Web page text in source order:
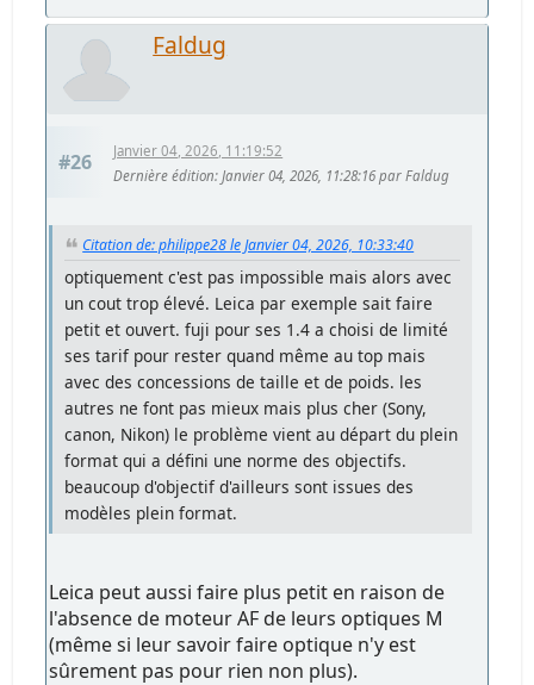
Faldug
#26
Janvier 04, 2026, 11:19:52
Dernière édition: Janvier 04, 2026, 11:28:16 par Faldug
Citation de: philippe28 le Janvier 04, 2026, 10:33:40
optiquement c'est pas impossible mais alors avec
un cout trop élevé. Leica par exemple sait faire
petit et ouvert. fuji pour ses 1.4 a choisi de limité
ses tarif pour rester quand même au top mais
avec des concessions de taille et de poids. les
autres ne font pas mieux mais plus cher (Sony,
canon, Nikon) le problème vient au départ du plein
format qui a défini une norme des objectifs.
beaucoup d'objectif d'ailleurs sont issues des
modèles plein format.
Leica peut aussi faire plus petit en raison de
l'absence de moteur AF de leurs optiques M
(même si leur savoir faire optique n'y est
sûrement pas pour rien non plus).